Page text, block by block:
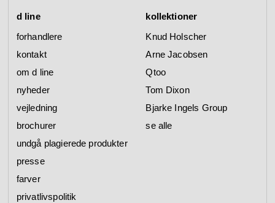
d line
forhandlere
kontakt
om d line
nyheder
vejledning
brochurer
undgå plagierede produkter
presse
farver
privatlivspolitik
kollektioner
Knud Holscher
Arne Jacobsen
Qtoo
Tom Dixon
Bjarke Ingels Group
se alle